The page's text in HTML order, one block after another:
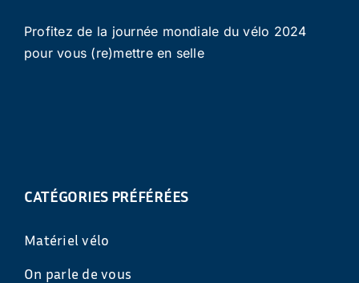
Profitez de la journée mondiale du vélo 2024
pour vous (re)mettre en selle
CATÉGORIES PRÉFÉRÉES
Matériel vélo
On parle de vous